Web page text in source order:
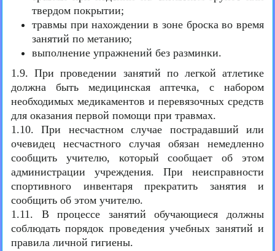
твердом покрытии;
травмы при нахождении в зоне броска во время
занятий по метанию;
выполнение упражнений без разминки.
1.9. При проведении занятий по легкой атлетике
должна быть медицинская аптечка, с набором
необходимых медикаментов и перевязочных средств
для оказания первой помощи при травмах.
1.10. При несчастном случае пострадавший или
очевидец несчастного случая обязан немедленно
сообщить учителю, который сообщает об этом
администрации учреждения. При неисправности
спортивного инвентаря прекратить занятия и
сообщить об этом учителю.
1.11. В процессе занятий обучающиеся должны
соблюдать порядок проведения учебных занятий и
правила личной гигиены.